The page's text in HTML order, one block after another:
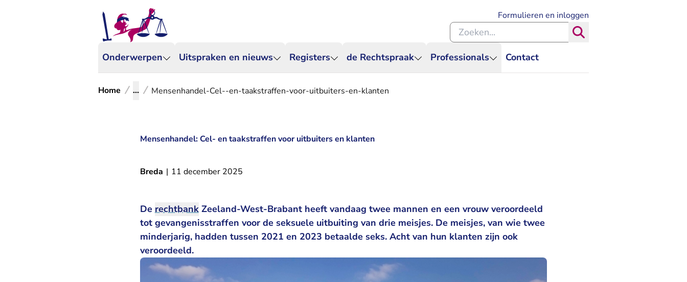
Onderwerpen Uitspraken en nieuws Registers de Rechtspraak Professionals Contact
Formulieren en inloggen
Zoeken binnen de Rechtspraak
Home ... Mensenhandel-Cel--en-taakstraffen-voor-uitbuiters-en-klanten
Mensenhandel: Cel- en taakstraffen voor uitbuiters en klanten
Breda | 11 december 2025
De rechtbank Zeeland-West-Brabant heeft vandaag twee mannen en een vrouw veroordeeld
tot gevangenisstraffen voor de seksuele uitbuiting van drie meisjes. De meisjes, van wie twee
minderjarig, hadden tussen 2021 en 2023 betaalde seks. Acht van hun klanten zijn ook
veroordeeld.